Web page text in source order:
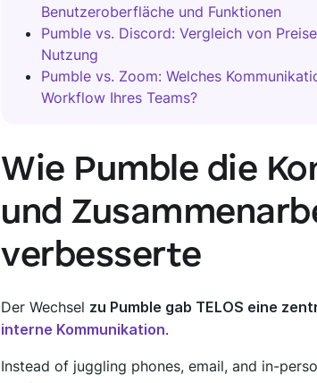
Benutzeroberfläche und Funktionen
Pumble vs. Discord: Vergleich von
Nutzung
Pumble vs. Zoom: Welches
Workflow Ihres Teams?
Wie Pumble die
und
verbesserte
Der Wechsel zu Pumble gab TELOS eine
interne Kommunikation.
Instead of juggling phones, email, and in-